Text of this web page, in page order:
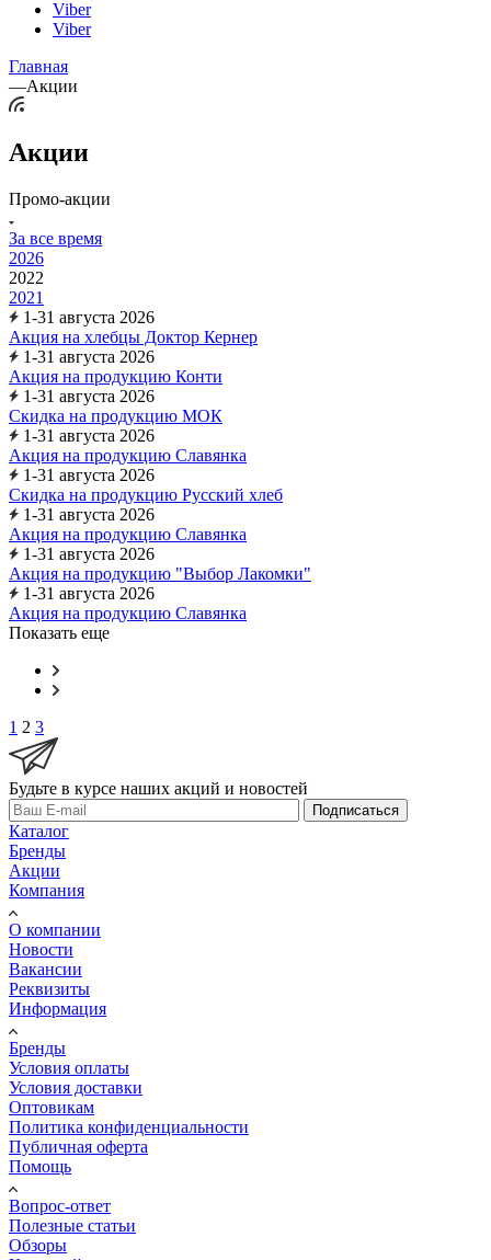
Viber
Viber
Главная
—Акции
Акции
Промо-акции
За все время
2026
2022
2021
1-31 августа 2026
Акция на хлебцы Доктор Кернер
1-31 августа 2026
Акция на продукцию Конти
1-31 августа 2026
Скидка на продукцию МОК
1-31 августа 2026
Акция на продукцию Славянка
1-31 августа 2026
Скидка на продукцию Русский хлеб
1-31 августа 2026
Акция на продукцию Славянка
1-31 августа 2026
Акция на продукцию "Выбор Лакомки"
1-31 августа 2026
Акция на продукцию Славянка
Показать еще
1 2 3
Будьте в курсе наших акций и новостей
Подписаться
Каталог
Бренды
Акции
Компания
О компании
Новости
Вакансии
Реквизиты
Информация
Бренды
Условия оплаты
Условия доставки
Оптовикам
Политика конфиденциальности
Публичная оферта
Помощь
Вопрос-ответ
Полезные статьи
Обзоры